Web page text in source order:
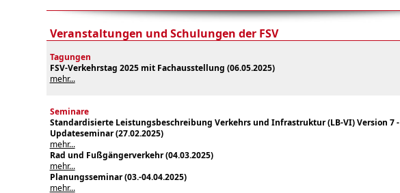
Veranstaltungen und Schulungen der FSV
Tagungen
FSV-Verkehrstag 2025 mit Fachausstellung (06.05.2025)
mehr...
Seminare
Standardisierte Leistungsbeschreibung Verkehrs und Infrastruktur (LB-VI) Version 7 -
Updateseminar (27.02.2025)
mehr...
Rad und Fußgängerverkehr (04.03.2025)
mehr...
Planungsseminar (03.-04.04.2025)
mehr...